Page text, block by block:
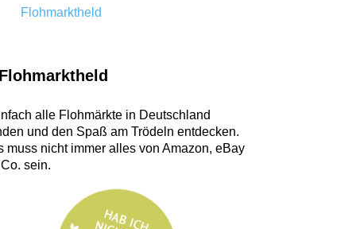
Flohmarktheld
Flohmarktheld
alle Flohmärkte in Deutschland
und den Spaß am Trödeln entdecken.
muss nicht immer alles von Amazon, eBay
sein.